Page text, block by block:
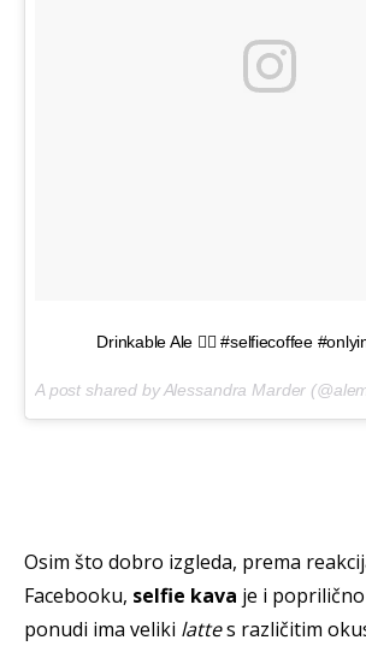
Drinkable Ale 👌🏼 #selfiecoffee
A post shared by Alessandra Marder
Osim što dobro izgleda, prema
Facebooku, selfie kava je i
ponudi ima veliki lattes različitim